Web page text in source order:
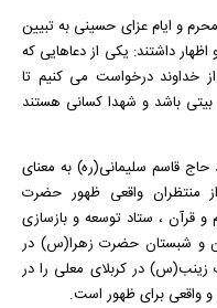
و ایام عزای حسینی به تبیین
داشتند: یکی از دعاهایی که
خداوند درخواست می کنیم تا
بیتی باشد و شهدا کسانی هستند
حاج قاسم سلیمانی(ره) به معنای
منتظران واقعی ظهور حضرت
قرآن ، ستاد توسعه و بازسازی
و شبستان حضرت زهرا(س) در
در کربلای معلی را در
و واقعی برای ظهور است.